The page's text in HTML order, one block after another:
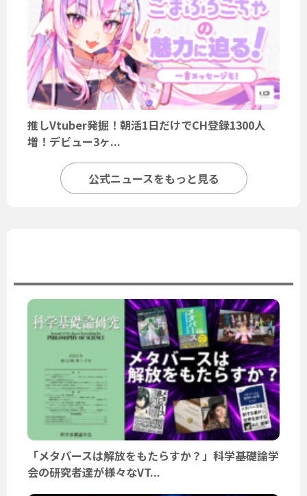
推しVtuber発掘！朝活1日だけでCH登録1300人
増！デビュー3ヶ...
公式ニュースをもっと見る
「メタバースは解放をもたらすか？」科学基礎論学
会の研究者達が様々なVT...